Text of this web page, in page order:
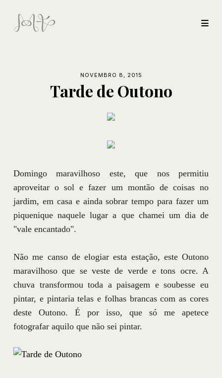
NOVEMBRO 8, 2015
Tarde de Outono
Domingo maravilhoso este, que nos permitiu
aproveitar o sol e fazer um montão de coisas no
jardim, em casa e ainda sobrar tempo para fazer um
piquenique naquele lugar a que chamei um dia de
"vale encantado".
Não me canso de elogiar esta estação, este Outono
maravilhoso que se veste de verde e tons ocre. A
chuva transformou toda a paisagem e soubesse eu
pintar, e pintaria telas e folhas brancas com as cores
deste Outono. É por isso, que só me apetece
fotografar aquilo que não sei pintar.